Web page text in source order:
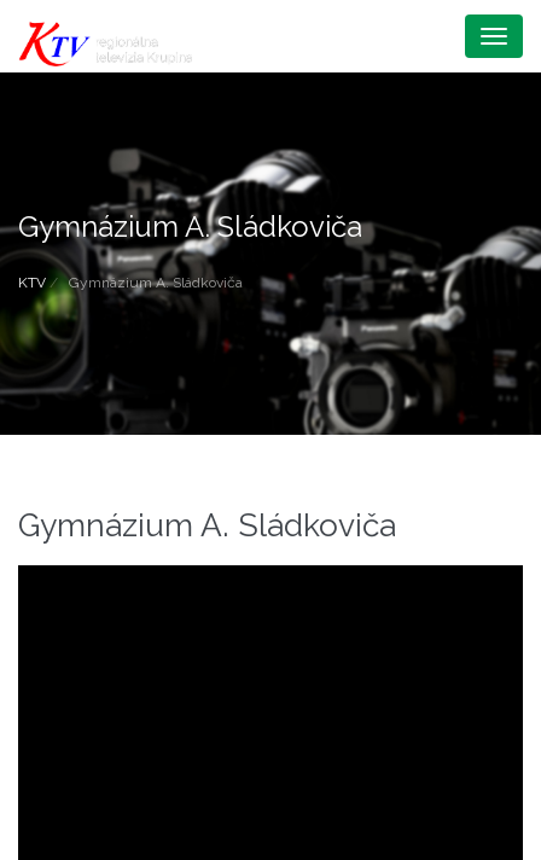
Menu
Gymnázium A. Sládkoviča
KTV Gymnázium A. Sládkoviča
Gymnázium A. Sládkoviča